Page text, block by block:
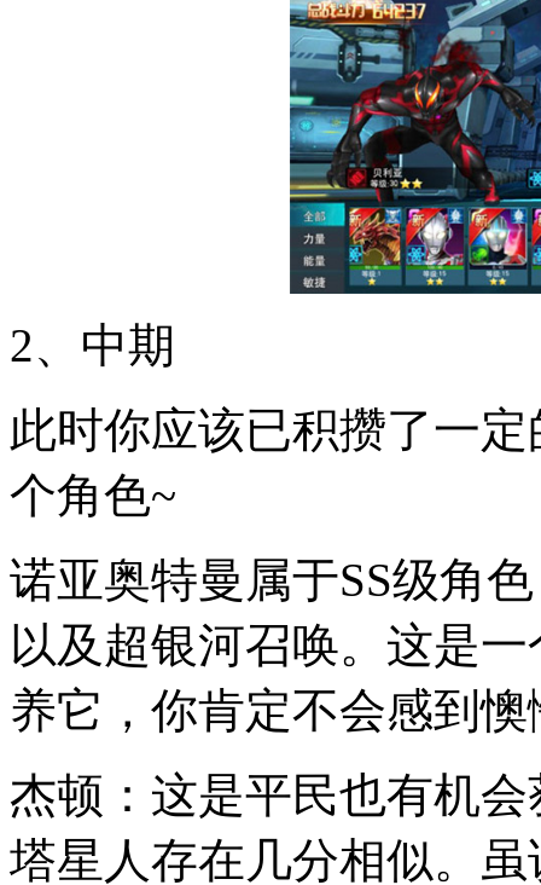
2、中期
此时你应该已积攒了一
个角色~
诺亚奥特曼属于SS级角
以及超银河召唤。这是
养它，你肯定不会感到懊
杰顿：这是平民也有机
塔星人存在几分相似。